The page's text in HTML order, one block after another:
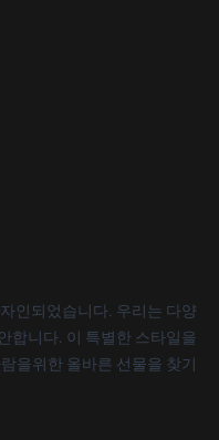
인되었습니다. 우리는 다양
합니다. 이 특별한 스타일을
을위한 올바른 선물을 찾기